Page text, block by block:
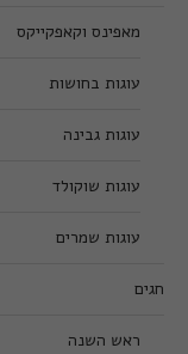
מאפינס וקאפקייקס
עוגות בחושות
עוגות גבינה
עוגות שוקולד
עוגות שמרים
חגים
ראש השנה